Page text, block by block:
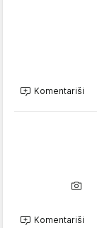
Komentariši
Komentariši